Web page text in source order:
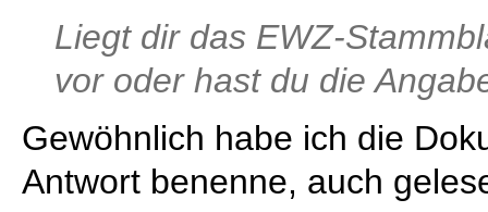
Liegt dir das EWZ-
vor oder hast du die
Gewöhnlich habe ich die
Antwort benenne, auch